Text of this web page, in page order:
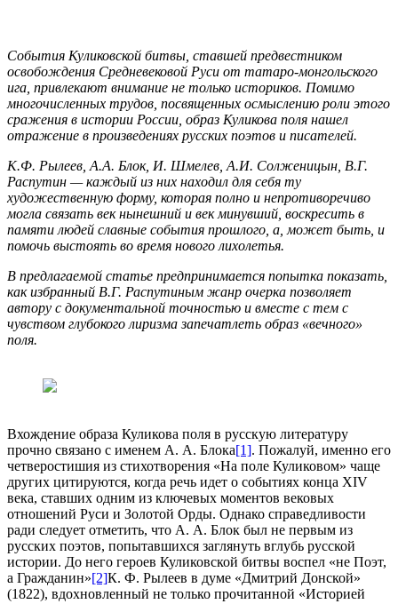
События Куликовской битвы, ставшей предвестником
освобождения Средневековой Руси от татаро-монгольского
ига, привлекают внимание не только историков. Помимо
многочисленных трудов, посвященных осмыслению роли этого
сражения в истории России, образ Куликова поля нашел
отражение в произведениях русских поэтов и писателей.
К.Ф. Рылеев, А.А. Блок, И. Шмелев, А.И. Солженицын, В.Г.
Распутин — каждый из них находил для себя ту
художественную форму, которая полно и непротиворечиво
могла связать век нынешний и век минувший, воскресить в
памяти людей славные события прошлого, а, может быть, и
помочь выстоять во время нового лихолетья.
В предлагаемой статье предпринимается попытка показать,
как избранный В.Г. Распутиным жанр очерка позволяет
автору с документальной точностью и вместе с тем с
чувством глубокого лиризма запечатлеть образ «вечного»
поля.
Вхождение образа Куликова поля в русскую литературу
прочно связано с именем А. А. Блока[1]. Пожалуй, именно его
четверостишия из стихотворения «На поле Куликовом» чаще
других цитируются, когда речь идет о событиях конца XIV
века, ставших одним из ключевых моментов вековых
отношений Руси и Золотой Орды. Однако справедливости
ради следует отметить, что А. А. Блок был не первым из
русских поэтов, попытавшихся заглянуть вглубь русской
истории. До него героев Куликовской битвы воспел «не Поэт,
а Гражданин»[2]К. Ф. Рылеев в думе «Дмитрий Донской»
(1822), вдохновленный не только прочитанной «Историей